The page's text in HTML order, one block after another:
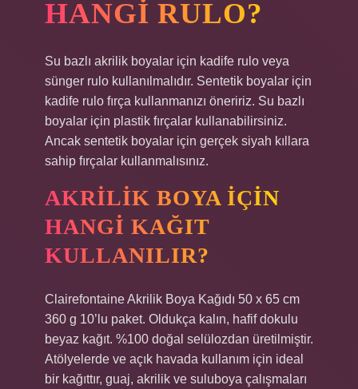
HANGI RULO?
Su bazlı akrilik boyalar için kadife rulo veya
sünger rulo kullanılmalıdır. Sentetik boyalar için
kadife rulo fırça kullanmanızı öneririz. Su bazlı
boyalar için plastik fırçalar kullanabilirsiniz.
Ancak sentetik boyalar için gerçek siyah kıllara
sahip fırçalar kullanmalısınız.
AKRILIK BOYA IÇIN
HANGI KAĞIT
KULLANILIR?
Clairefontaine Akrilik Boya Kağıdı 50 x 65 cm
360 g 10’lu paket. Oldukça kalın, hafif dokulu
beyaz kağıt. %100 doğal selülozdan üretilmiştir.
Atölyelerde ve açık havada kullanım için ideal
bir kağıttır, guaj, akrilik ve suluboya çalışmaları